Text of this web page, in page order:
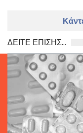
ΔΕΙΤΕ ΕΠΙΣΗΣ...